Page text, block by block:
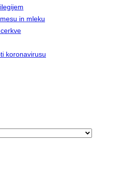
in mleku
koronavirusu